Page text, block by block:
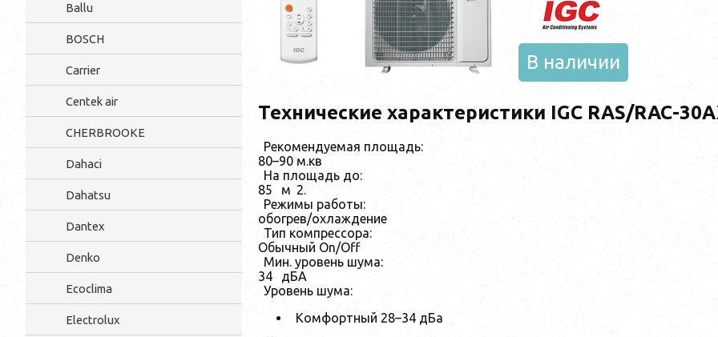
Ballu
BOSCH
Carrier
Centek air
CHERBROOKE
Dahaci
Dahatsu
Dantex
Denko
Ecoclima
Electrolux
В наличии
Технические характеристики IGC RAS/RAC-
Рекомендуемая площадь:
80–90 м.кв
На площадь до:
85
м 2.
Режимы работы:
обогрев/охлаждение
Тип компрессора:
Обычный On/Off
Мин. уровень шума:
34
дБА
Уровень шума:
Комфортный 28–34 дБа